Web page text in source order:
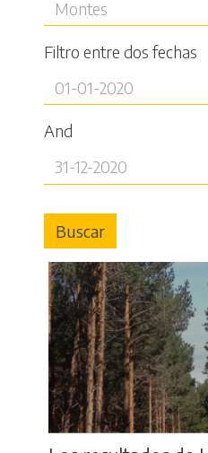
Filtro entre dos fechas
And
Buscar